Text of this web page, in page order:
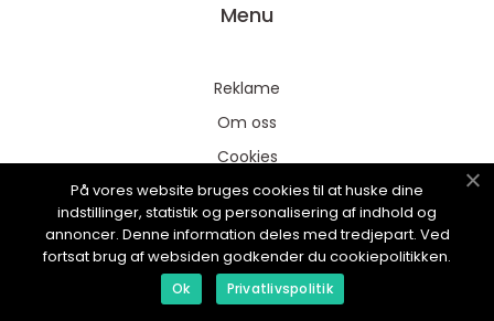
Menu
Reklame
Om oss
Cookies
Kontakt Oss
Sitemap
På vores website bruges cookies til at huske dine
indstillinger, statistik og personalisering af indhold og
annoncer. Denne information deles med tredjepart. Ved
fortsat brug af websiden godkender du cookiepolitikken.
Ok Privatlivspolitik